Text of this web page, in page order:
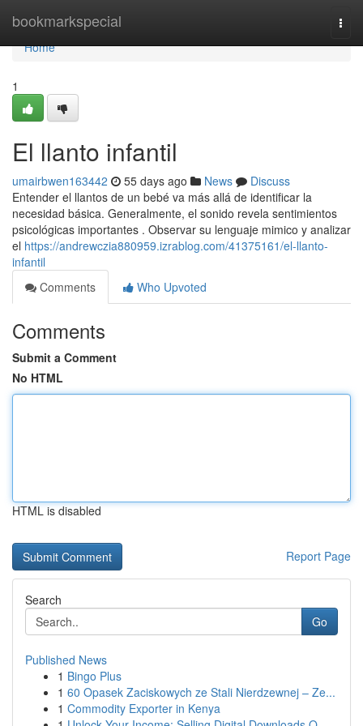
bookmarkspecial
Home
Home
1
El llanto infantil
umairbwen163442 55 days ago News
Discuss
Entender el llantos de un bebé va más allá de identificar la
necesidad básica. Generalmente, el sonido revela sentimientos
psicológicas importantes . Observar su lenguaje mimico y analizar
el https://andrewczia880959.izrablog.com/41375161/el-llanto-
infantil
Comments
Who Upvoted
Comments
Submit a Comment
No HTML
HTML is disabled
Report Page
Search
Go
Published News
1 Bingo Plus
1 60 Opasek Zaciskowych ze Stali Nierdzewnej – Ze...
1 Commodity Exporter in Kenya